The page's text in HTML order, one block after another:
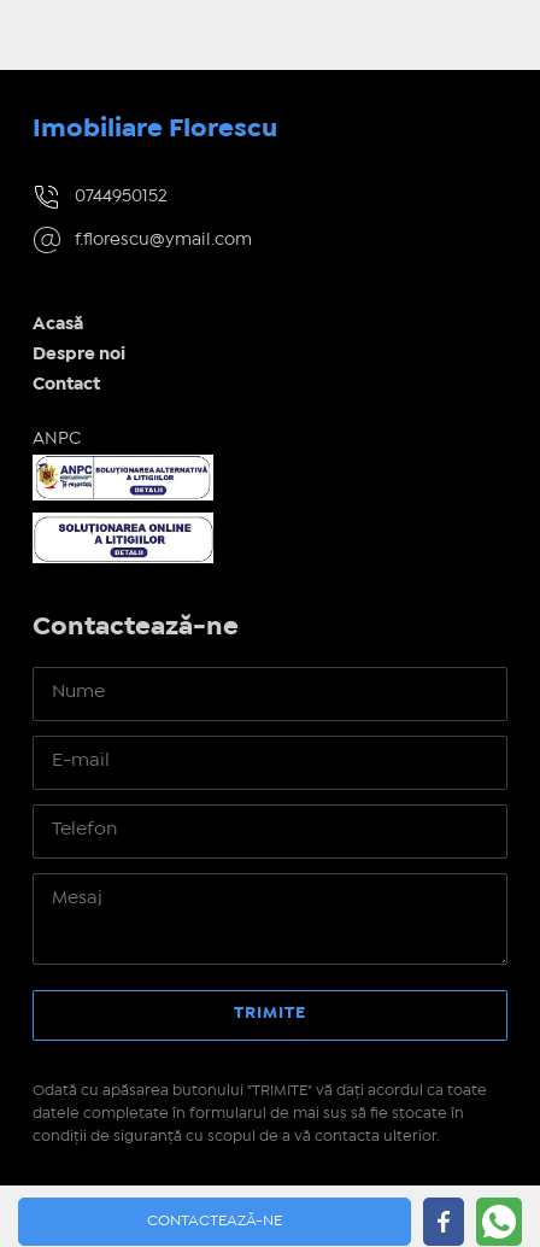
CONTACTEAZĂ-NE
Imobiliare Florescu
0744950152
f.florescu@ymail.com
Acasă
Despre noi
Contact
ANPC
Contactează-ne
Odată cu apăsarea butonului "TRIMITE" vă daţi acordul ca toate
datele completate în formularul de mai sus să fie stocate în
condiţii de siguranţă cu scopul de a vă contacta ulterior.
IMOPEDIA.ro - Anunțuri
pe tehnologie Real Manager - CRM Imobiliar